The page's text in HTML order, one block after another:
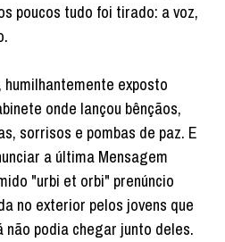
poucos tudo foi tirado: a voz,
exposto
onde lançou bênçãos,
sorrisos e pombas de paz. E
a última Mensagem
"urbi et orbi" prenúncio
no exterior pelos jovens que
podia chegar junto deles.